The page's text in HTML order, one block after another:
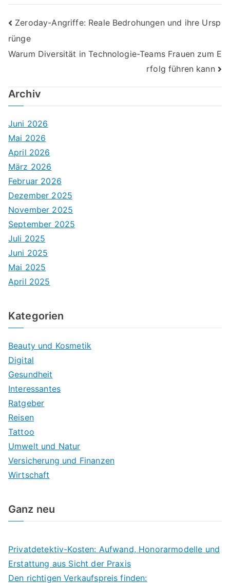
Beitrags-
Navigation
Zeroday-Angriffe: Reale Bedrohungen und ihre Ursp
rünge
Warum Diversität in Technologie-Teams Frauen zum E
rfolg führen kann
Archiv
Juni 2026
Mai 2026
April 2026
März 2026
Februar 2026
Dezember 2025
November 2025
September 2025
Juli 2025
Juni 2025
Mai 2025
April 2025
Kategorien
Beauty und Kosmetik
Digital
Gesundheit
Interessantes
Ratgeber
Reisen
Tattoo
Umwelt und Natur
Versicherung und Finanzen
Wirtschaft
Ganz neu
Privatdetektiv-Kosten: Aufwand, Honorarmodelle und
Erstattung aus Sicht der Praxis
Den richtigen Verkaufspreis finden: